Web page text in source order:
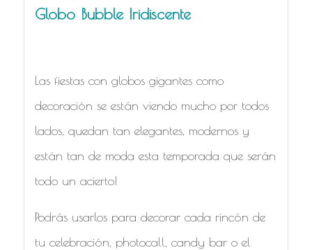
Globo Bubble Iridiscente
Las fiestas con globos gigantes como
decoración se están viendo mucho por todos
lados, quedan tan elegantes, modernos y
están tan de moda esta temporada que serán
todo un acierto!
Podrás usarlos para decorar cada rincón de
tu celebración, photocall, candy bar o el